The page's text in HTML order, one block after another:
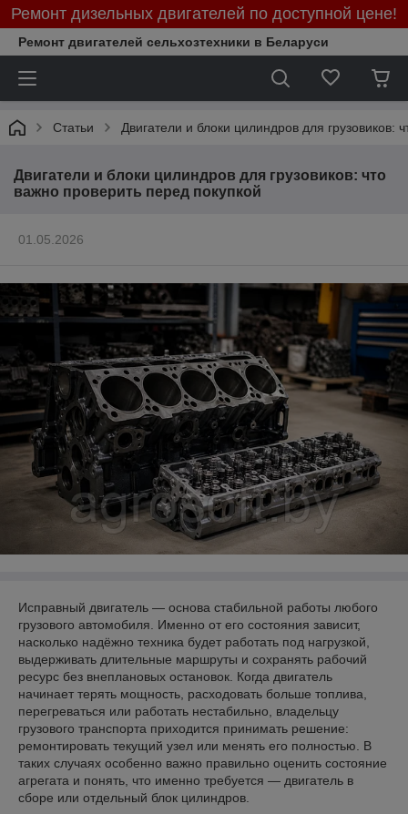
Ремонт дизельных двигателей по доступной цене!
Ремонт двигателей сельхозтехники в Беларуси
Статьи Двигатели и блоки цилиндров для грузовиков:
Двигатели и блоки цилиндров для грузовиков: что
важно проверить перед покупкой
01.05.2026
Исправный двигатель — основа стабильной работы любого
грузового автомобиля. Именно от его состояния зависит,
насколько надёжно техника будет работать под нагрузкой,
выдерживать длительные маршруты и сохранять рабочий
ресурс без внеплановых остановок. Когда двигатель
начинает терять мощность, расходовать больше топлива,
перегреваться или работать нестабильно, владельцу
грузового транспорта приходится принимать решение:
ремонтировать текущий узел или менять его полностью. В
таких случаях особенно важно правильно оценить состояние
агрегата и понять, что именно требуется — двигатель в
сборе или отдельный блок цилиндров.